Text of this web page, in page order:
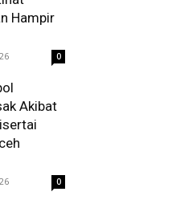
Hampir
0
Akibat
0